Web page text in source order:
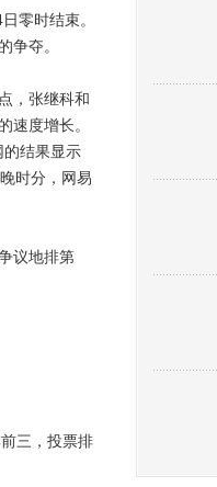
零时结束。
争夺。
，张继科和
速度增长。
的结果显示
时分，网易
议地排第
三，投票排